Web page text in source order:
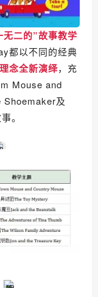
无二的”故事教学
都以不同的经典
念全新演绎，充
Mouse and
及
。